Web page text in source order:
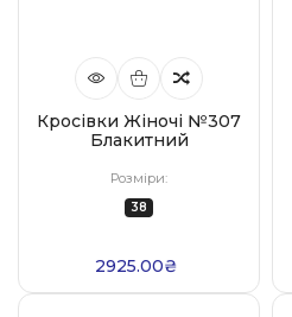
Кросівки Жіночі №307
Блакитний
Розміри:
38
2925.00₴